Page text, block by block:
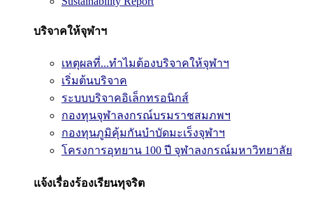
บริจาคให้จุฬาฯ
เหตุผลที่...ทำไมต้องบริจาคให้จุฬาฯ
เริ่มต้นบริจาค
ระบบบริจาคอิเล็กทรอนิกส์
กองทุนจุฬาลงกรณ์บรมราชสมภพฯ
กองทุนภูมิคุ้มกันบำบัดมะเร็งจุฬาฯ
โครงการอุทยาน 100 ปี จุฬาลงกรณ์มหาวิทยาลัย
แจ้งเรื่องร้องเรียนทุจริต